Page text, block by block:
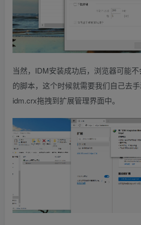
当然，IDM安装成功后，浏览器可能
的脚本，这个时候就需要我们自己去
idm.crx拖拽到扩展管理界面中。